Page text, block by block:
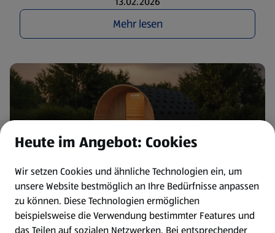
Mehr lesen
HOFER Online Shop trumpft mit Wellness für zuhause
Heute im Angebot: Cookies
Wir setzen Cookies und ähnliche Technologien ein, um
unsere Website bestmöglich an Ihre Bedürfnisse anpassen
zu können. Diese Technologien ermöglichen
beispielsweise die Verwendung bestimmter Features und